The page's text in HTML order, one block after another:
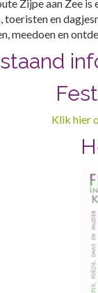
Zijpe aan Zee
toeristen en
meedoen en
Klik hier